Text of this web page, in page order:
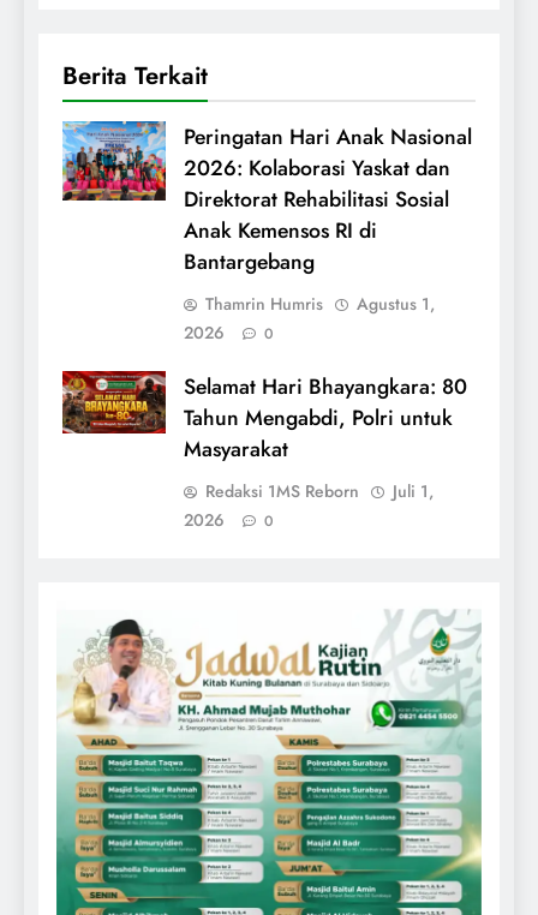
Berita Terkait
Peringatan Hari Anak Nasional
2026: Kolaborasi Yaskat dan
Direktorat Rehabilitasi Sosial
Anak Kemensos RI di
Bantargebang
Thamrin Humris
Agustus 1,
2026
0
Selamat Hari Bhayangkara: 80
Tahun Mengabdi, Polri untuk
Masyarakat
Redaksi 1MS Reborn
Juli 1,
2026
0